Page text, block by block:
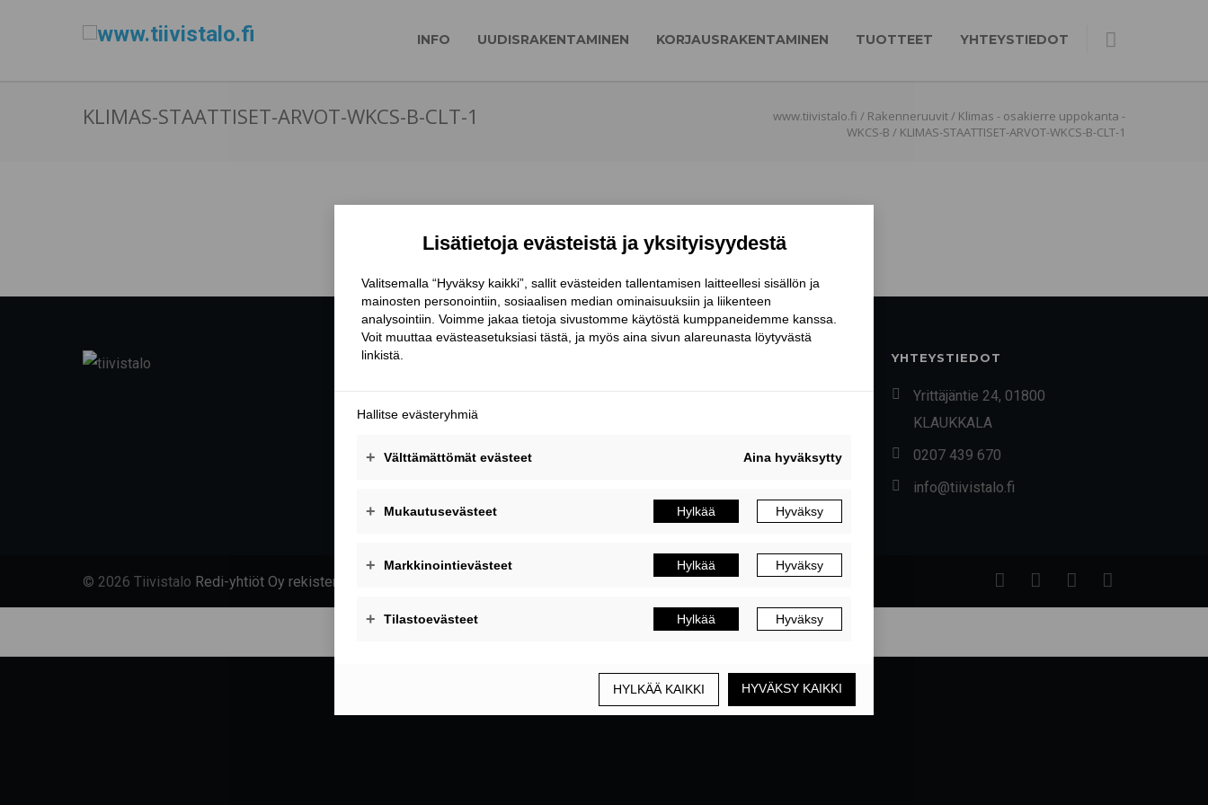
INFO UUDISRAKENTAMINEN KORJAUSRAKENTAMINEN TUOTTEET YHTEYSTIEDOT
KLIMAS-STAATTISET-ARVOT-WKCS-B-CLT-1 www.tiivistalo.fi / Rakenneruuvit/ Klimas - osakierre uppokanta -
WKCS-B / KLIMAS-STAATTISET-ARVOT-WKCS-B-CLT-1
YHTEYSTIEDOT
Yrittäjäntie 24, 01800
KLAUKKALA
0207 439 670
info@tiivistalo.fi
© 2026 Tiivistalo Redi-yhtiöt Oy rekisteriseloste
MUOKKAA EVÄSTEASETUKSIA